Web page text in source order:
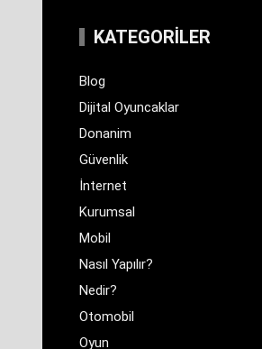
KATEGORILER
Blog
Dijital Oyuncaklar
Donanim
Güvenlik
İnternet
Kurumsal
Mobil
Nasıl Yapılır?
Nedir?
Otomobil
Oyun